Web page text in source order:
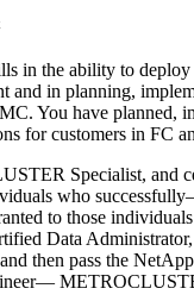
in the ability to
and in planning,
You have planned,
for customers in FC
Specialist, and
who
to those
Data
then pass the